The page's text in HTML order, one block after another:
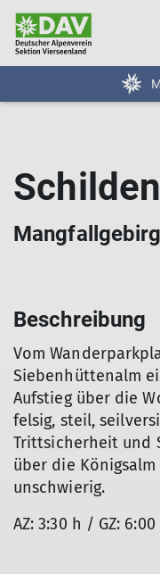
Beschreibung
Vom
Siebenhüttenalm
Aufstieg über die
felsig, steil,
Trittsicherheit und
über die
unschwierig.
AZ: 3:30 h / GZ: 6:00